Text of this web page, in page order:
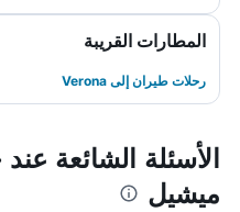
المطارات القريبة
رحلات طيران إلى Verona
الأسئلة الشائعة
ميشيل